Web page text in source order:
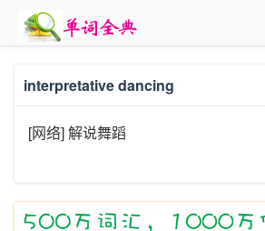
interpretative dancing
[网络] 解说舞蹈